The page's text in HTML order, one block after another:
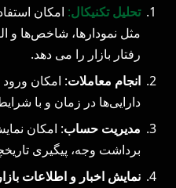
تحلیل تکنیکال: امکان
مثل نمودارها، شاخص‌ها و
رفتار بازار را می دهد.
انجام معاملات: امکان
دارایی‌ها در زمان و با
مدیریت حساب: امکان
برداشت وجه، پیگیری
نمایش اخبار و اطلاعات بازار